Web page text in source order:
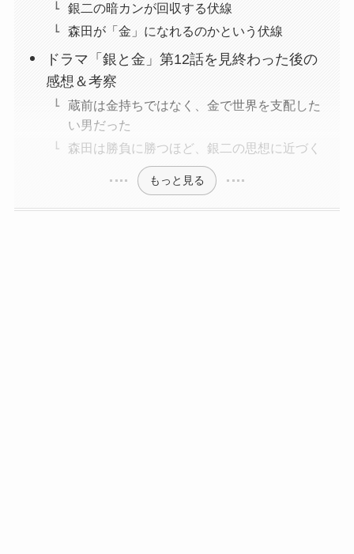
銀二の暗カンが回収する伏線
森田が「金」になれるのかという伏線
ドラマ「銀と金」第12話を見終わった後の
感想＆考察
蔵前は金持ちではなく、金で世界を支配した
い男だった
森田は勝負に勝つほど、銀二の思想に近づく
もっと見る